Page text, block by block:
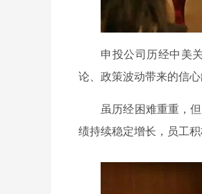
申投公司历经中美
论、政策波动带来的信
虽历经困难重重，
绩持续稳定增长，员工